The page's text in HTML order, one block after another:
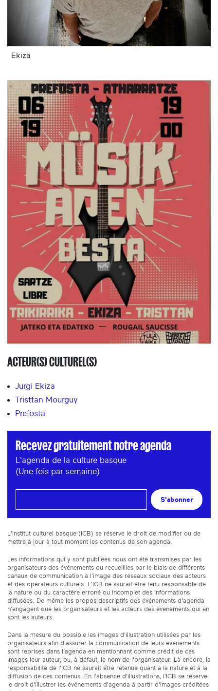
Ekiza
ACTEUR(S) CULTUREL(S)
Jurgi Ekiza
Tristtan Mourguy
Prefosta
Recevez gratuitement notre agenda
L'agenda de la culture basque
(Une fois par semaine)
S'abonner
L'Institut culturel basque (ICB) se réserve le droit de modifier ou de
mettre à jour à tout moment les contenus de son agenda.
Les informations qui y sont publiées nous ont été transmises par les
organisateurs des événements ou recueillies par le biais de différents
canaux de communication à l'image des réseaux sociaux des acteurs
et des opérateurs culturels. L'ICB ne saurait être tenu responsable de
la nature ou du caractère erroné ou incomplet des informations
diffusées. De même les propos descriptifs des événements d'agenda
n'engagent que les organisateurs et les acteurs des événements qui en
sont les auteurs.
Dans la mesure du possible les images d'illustration utilisées par les
organisateurs afin d'assurer la communication de leurs événements
sont reprises dans l'agenda en mentionnant comme crédit de ces
images leur auteur, ou, à défaut, le nom de l'organisateur. Là encore, la
responsabilité de l'ICB ne saurait être retenue quant à la nature et à la
diffusion de ces contenus. En l'absence d'illustrations, l'ICB se réserve
le droit d'illustrer les événements d'agenda à partir d'images créditées